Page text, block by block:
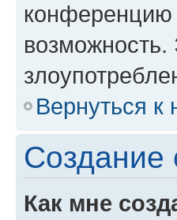
конференцию
возможность.
Вернуться к
Создание
Как мне